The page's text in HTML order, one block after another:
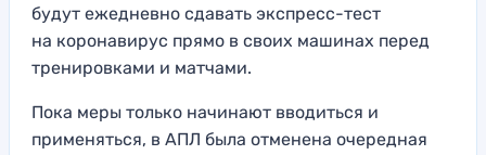
будут ежедневно сдавать экспресс-тест
на коронавирус прямо в своих машинах перед
тренировками и матчами.
Пока меры только начинают вводиться и
применяться, в АПЛ была отменена очередная